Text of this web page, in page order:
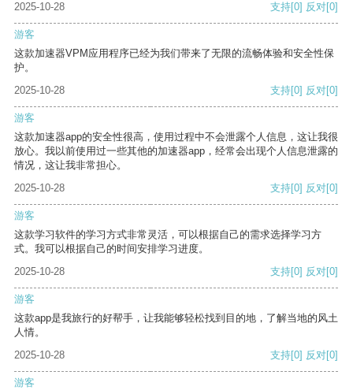
2025-10-28 支持[0] 反对[0]
游客
这款加速器VPM应用程序已经为我们带来了无限的流畅体验和安全性保
护。
2025-10-28
支持[0] 反对[0]
游客
这款加速器app的安全性很高，使用过程中不会泄露个人信息，这让我很
放心。我以前使用过一些其他的加速器app，经常会出现个人信息泄露的
情况，这让我非常担心。
2025-10-28
支持[0] 反对[0]
游客
这款学习软件的学习方式非常灵活，可以根据自己的需求选择学习方
式。我可以根据自己的时间安排学习进度。
2025-10-28
支持[0] 反对[0]
游客
这款app是我旅行的好帮手，让我能够轻松找到目的地，了解当地的风土
人情。
2025-10-28
支持[0] 反对[0]
游客